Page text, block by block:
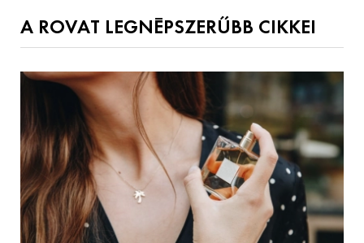
A ROVAT LEGNÉPSZERŰBB CIKKEI